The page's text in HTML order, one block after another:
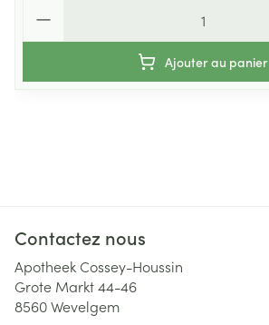
Ajouter au panier
Contactez nous
Apotheek Cossey-Houssin
Grote Markt 44-46
8560Wevelgem